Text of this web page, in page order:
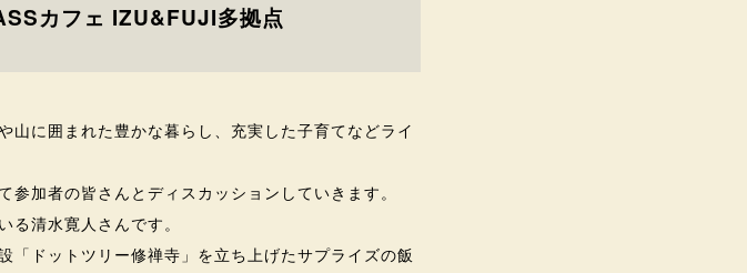
カフェ IZU&FUJI多拠点
に囲まれた豊かな暮らし、充実した子育てなどライ
加者の皆さんとディスカッションしていきます。
清水寛人さんです。
ドットツリー修禅寺」を立ち上げたサプライズの飯